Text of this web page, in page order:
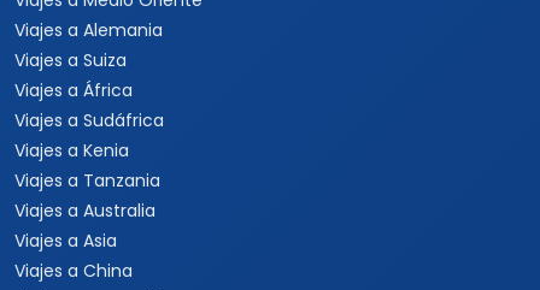
Viajes a Italia
Viajes a España
Viajes a Grecia
Viajes a Turquía
Viajes a Egipto
Viajes a Medio Oriente
Viajes a Alemania
Viajes a Suiza
Viajes a África